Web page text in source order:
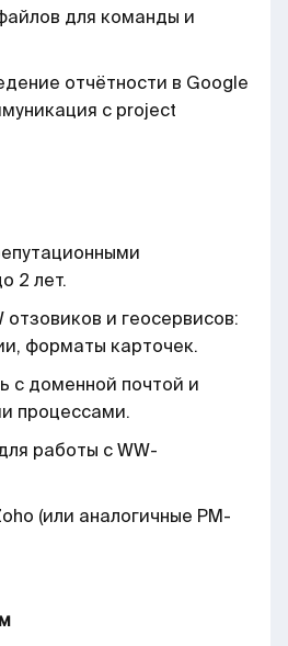
для команды и
отчётности в Google
с project
2 лет.
отзовиков и геосервисов:
форматы карточек.
с доменной почтой и
процессами.
работы с WW-
(или аналогичные PM-